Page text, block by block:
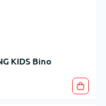
KIDS Bino